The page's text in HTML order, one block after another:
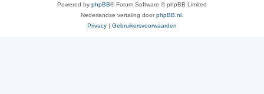
Powered by phpBB® Forum Software © phpBB Limited
Nederlandse vertaling doorphpBB.nl
Privacy | Gebruikersvoorwaarden